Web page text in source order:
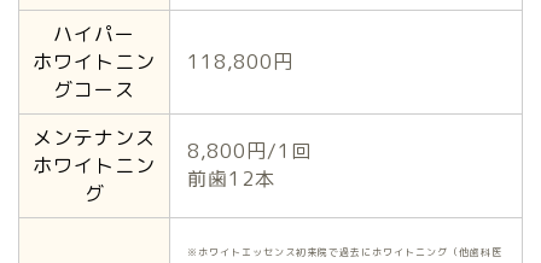
ハイパー
ホワイトニン
グコース
118,800円
メンテナンス
ホワイトニン
グ
8,800円/1回
前歯12本
※ホワイトエッセンス初来院で過去にホワイトニング（他歯科医